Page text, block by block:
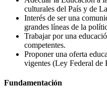
culturales del País y de
Interés de ser una
grandes líneas de la
Trabajar por una
competentes.
Proponer una oferta
vigentes (Ley Federal de
Fundamentación